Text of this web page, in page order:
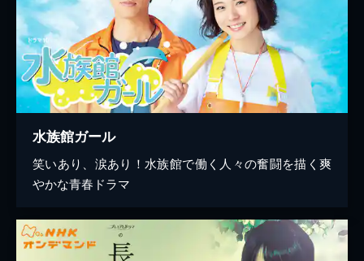
水族館ガール
笑いあり、涙あり！水族館で働く人々の奮闘を描く爽
やかな青春ドラマ